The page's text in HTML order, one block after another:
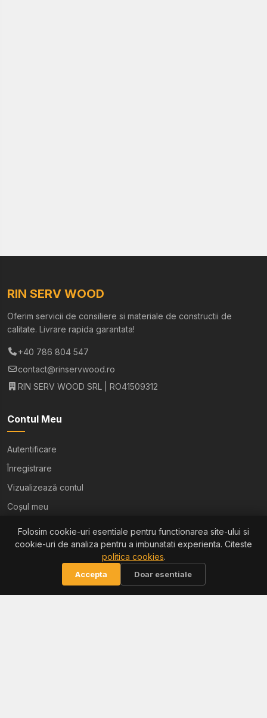
RIN SERV WOOD
Oferim servicii de consiliere si materiale de constructii de
calitate. Livrare rapida garantata!
+40 786 804 547
contact@rinservwood.ro
RIN SERV WOOD SRL | RO41509312
Contul Meu
Autentificare
Înregistrare
Vizualizează contul
Coșul meu
Ajutor
Termeni și condiții
Politica de confidențialitate
Folosim cookie-uri esentiale pentru functionarea site-ului si
cookie-uri de analiza pentru a imbunatati experienta. Citeste
politica cookies.
Accepta Doar esentiale